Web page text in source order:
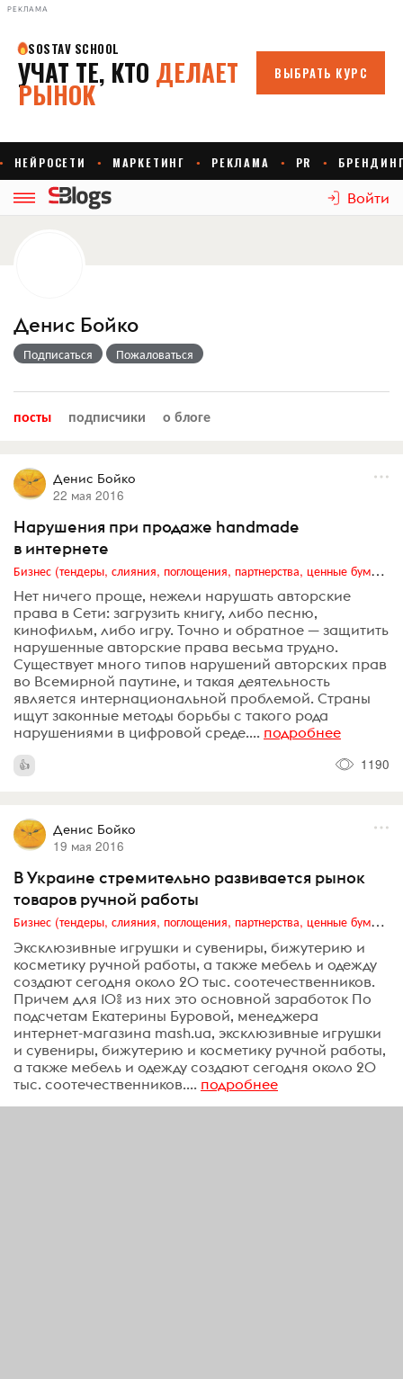
РЕКЛАМА
Войти
Денис Бойко
Подписаться Пожаловаться
посты подписчики о блоге
Денис Бойко
22 мая 2016
Нарушения при продаже handmade
в интернете
Бизнес (тендеры, слияния, поглощения, партнерства, ценные бумаги, акционеры, финансы и отчетность)
Нет ни­чего проще, нежели нарушать авторские
права в Сети: загрузить книгу, либо песню,
кинофильм, либо игру. Точно и обратное — защитить
нарушенные авторские права весьма трудно.
Существует много типов нарушений авторских прав
во Всемирной паутине, и такая деятельность
является интернациональной проблемой. Страны
ищут законные методы борьбы с такого рода
нарушениями в цифровой среде.... подробнее
1190
Денис Бойко
19 мая 2016
В Украине стремительно развивается рынок
товаров ручной работы
Бизнес (тендеры, слияния, поглощения, партнерства, ценные бумаги, акционеры, финансы и отчетность)
Эксклюзивные игрушки и сувениры, бижутерию и
косметику ручной работы, а также мебель и одежду
создают сегодня около 20 тыс. соотечественников.
Причем для 10% из них это основной заработок По
подсчетам Екатерины Буровой, менеджера
интернет-магазина mash.ua, эксклюзивные игрушки
и сувениры, бижутерию и косметику ручной работы,
а также мебель и одежду создают сегодня около 20
тыс. соотечественников.... подробнее